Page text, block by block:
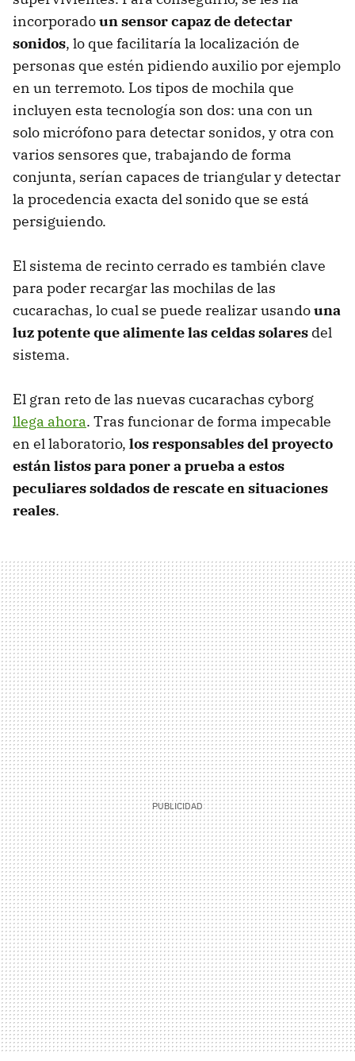
incorporadoun sensor capaz de detectar
sonidos, lo que facilitaría la localización de
personas que estén pidiendo auxilio por ejemplo
en un terremoto. Los tipos de mochila que
incluyen esta tecnología son dos: una con un
solo micrófono para detectar sonidos, y otra con
varios sensores que, trabajando de forma
conjunta, serían capaces de triangular y detectar
la procedencia exacta del sonido que se está
persiguiendo.
El sistema de recinto cerrado es también clave
para poder recargar las mochilas de las
cucarachas, lo cual se puede realizar usandouna
luz potente que alimente las celdas solares del
sistema.
El gran reto de las nuevas cucarachas cyborg
llega ahora. Tras funcionar de forma impecable
en el laboratorio, los responsables del proyecto
están listos para poner a prueba a estos
peculiares soldados de rescate en situaciones
reales.